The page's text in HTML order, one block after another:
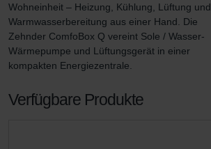
Wohneinheit – Heizung, Kühlung, Lüftung und
Warmwasserbereitung aus einer Hand. Die
Zehnder ComfoBox Q vereint Sole / Wasser-
Wärmepumpe und Lüftungsgerät in einer
kompakten Energiezentrale.
Verfügbare Produkte